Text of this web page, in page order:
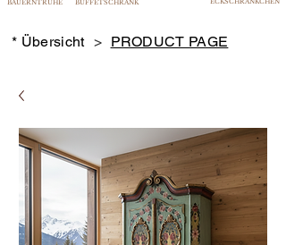
BAUERNTRUHE BUFFETSCHRANK
* Übersicht > PRODUCT PAGE